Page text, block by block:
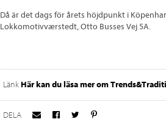
Då är det dags för årets höjdpunkt i
Lokkomotivværstedt, Otto Busses Vej 5A.
Länk Här kan du läsa mer om
DELA